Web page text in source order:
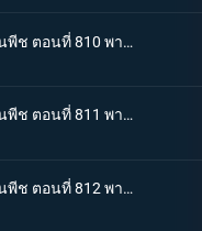
One piece วันพีช ตอนที่ 810 พากย์ไทย สิ้นสุดการผจญภัย ข้อเสนอที่เด็ดเดี่ยวของซันจิ
One piece วันพีช ตอนที่ 811 พากย์ไทย ฉันจะรอที่นี่ ลูฟี่ VS กองทัพพิโรธ
One piece วันพีช ตอนที่ 812 พากย์ไทย บุกชาโต้ ชิงมาให้ได้ โรดโพเนกลิฟ